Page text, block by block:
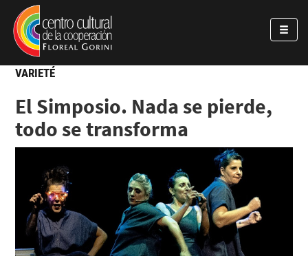
Pasar al contenido principal
Jump to main content
VARIETÉ
El Simposio. Nada se pierde,
todo se transforma